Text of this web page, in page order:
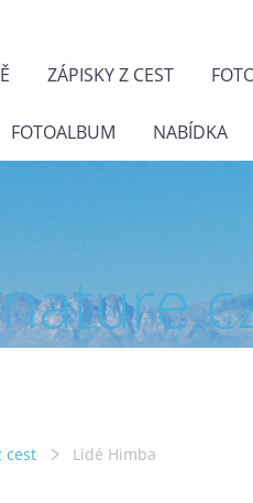
ZÁPISKY Z CEST
FOTOALBUM NABÍDKA
cest Lidé Himba